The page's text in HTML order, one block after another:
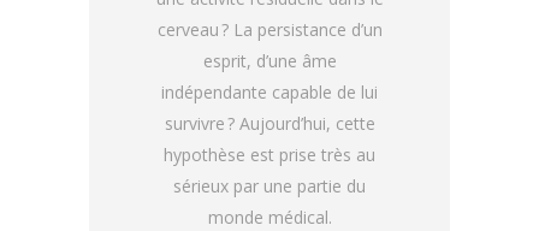
cerveau ? La persistance d’un
esprit, d’une âme
indépendante capable de lui
survivre ? Aujourd’hui, cette
hypothèse est prise très au
sérieux par une partie du
monde médical.